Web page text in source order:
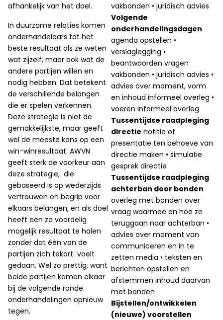
afhankelijk van het doel.
In duurzame relaties komen
onderhandelaars tot het
beste resultaat als ze weten
wat zijzelf, maar ook wat de
andere partijen willen en
nodig hebben. Dat betekent
de verschillende belangen
die er spelen verkennen.
Deze strategie is niet de
gemakkelijkste, maar geeft
wel de meeste kans op een
win-winresultaat. AWVN
geeft sterk de voorkeur aan
deze strategie, die
gebaseerd is op wederzijds
vertrouwen en begrip voor
elkaars belangen, en als doel
heeft een zo voordelig
mogelijk resultaat te halen
zonder dat één van de
partijen zich tekort voelt
gedaan. Wel zo prettig, want
beide partijen komen elkaar
bij de volgende ronde
onderhandelingen opnieuw
tegen.
vakbonden • juridisch advies
Volgende
onderhandelingsdagen
agenda opstellen •
verslaglegging •
beantwoorden vragen
vakbonden • juridisch advies •
advies over moment, vorm
en inhoud informeel overleg •
voeren informeel overleg
Tussentijdse raadpleging
directie notitie of
presentatie ten behoeve van
directie maken • simulatie
gesprek directie
Tussentijdse raadpleging
achterban door bonden
overleg met bonden over
vraag waarmee en hoe ze
teruggaan naar achterban •
advies over moment van
communiceren en in te
zetten media • teksten en
berichten opstellen en
afstemmen inhoud daarvan
met bonden
Bijstellen/ontwikkelen
(nieuwe) voorstellen